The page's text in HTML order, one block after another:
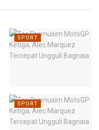
SPORT
SPORT